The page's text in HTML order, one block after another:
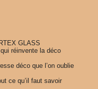
GLASS
réinvente la déco
déco que l’on oublie
ce qu’il faut savoir